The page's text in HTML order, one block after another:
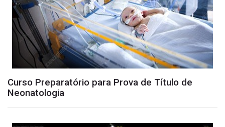
Curso Preparatório para Prova de Título de
Neonatologia